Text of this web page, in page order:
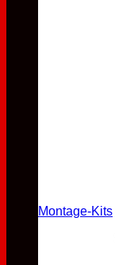
Montage-Kits